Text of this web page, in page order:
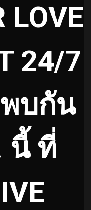
LOVE
24/7
พบกัน
นี้ ที่